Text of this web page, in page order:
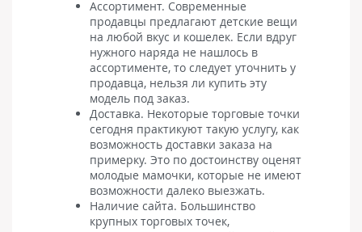
Ассортимент. Современные
продавцы предлагают детские вещи
на любой вкус и кошелек. Если вдруг
нужного наряда не нашлось в
ассортименте, то следует уточнить у
продавца, нельзя ли купить эту
модель под заказ.
Доставка. Некоторые торговые точки
сегодня практикуют такую услугу, как
возможность доставки заказа на
примерку. Это по достоинству оценят
молодые мамочки, которые не имеют
возможности далеко выезжать.
Наличие сайта. Большинство
крупных торговых точек,